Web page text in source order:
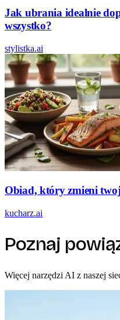
Jak ubrania idealnie
wszystko?
stylistka.ai
Obiad, który zmieni
kucharz.ai
Poznaj
Więcej narzędzi AI z naszej